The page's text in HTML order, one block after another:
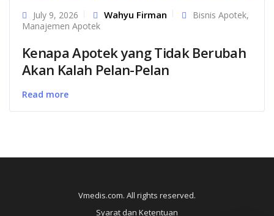
July 9, 2026 Wahyu Firman Bisnis Apotek,
Manajemen Apotek
Kenapa Apotek yang Tidak Berubah
Akan Kalah Pelan-Pelan
Read more
Vmedis.com. All rights reserved.
Syarat dan Ketentuan